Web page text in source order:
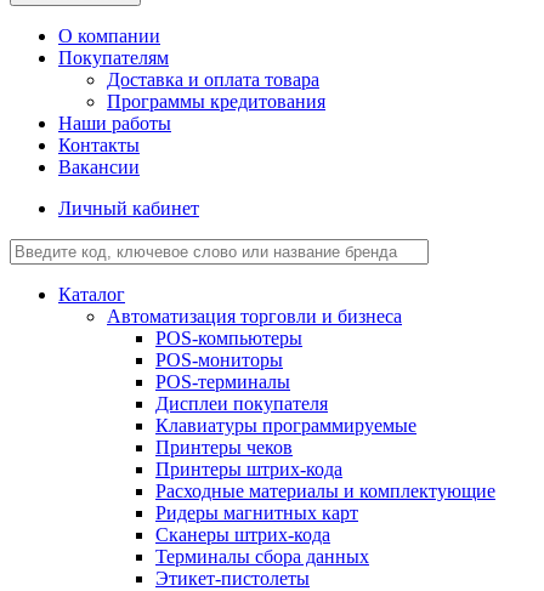
О компании
Покупателям
Доставка и оплата товара
Программы кредитования
Наши работы
Контакты
Вакансии
Личный кабинет
Каталог
Автоматизация торговли и бизнеса
POS-компьютеры
POS-мониторы
POS-терминалы
Дисплеи покупателя
Клавиатуры программируемые
Принтеры чеков
Принтеры штрих-кода
Расходные материалы и комплектующие
Ридеры магнитных карт
Сканеры штрих-кода
Терминалы сбора данных
Этикет-пистолеты